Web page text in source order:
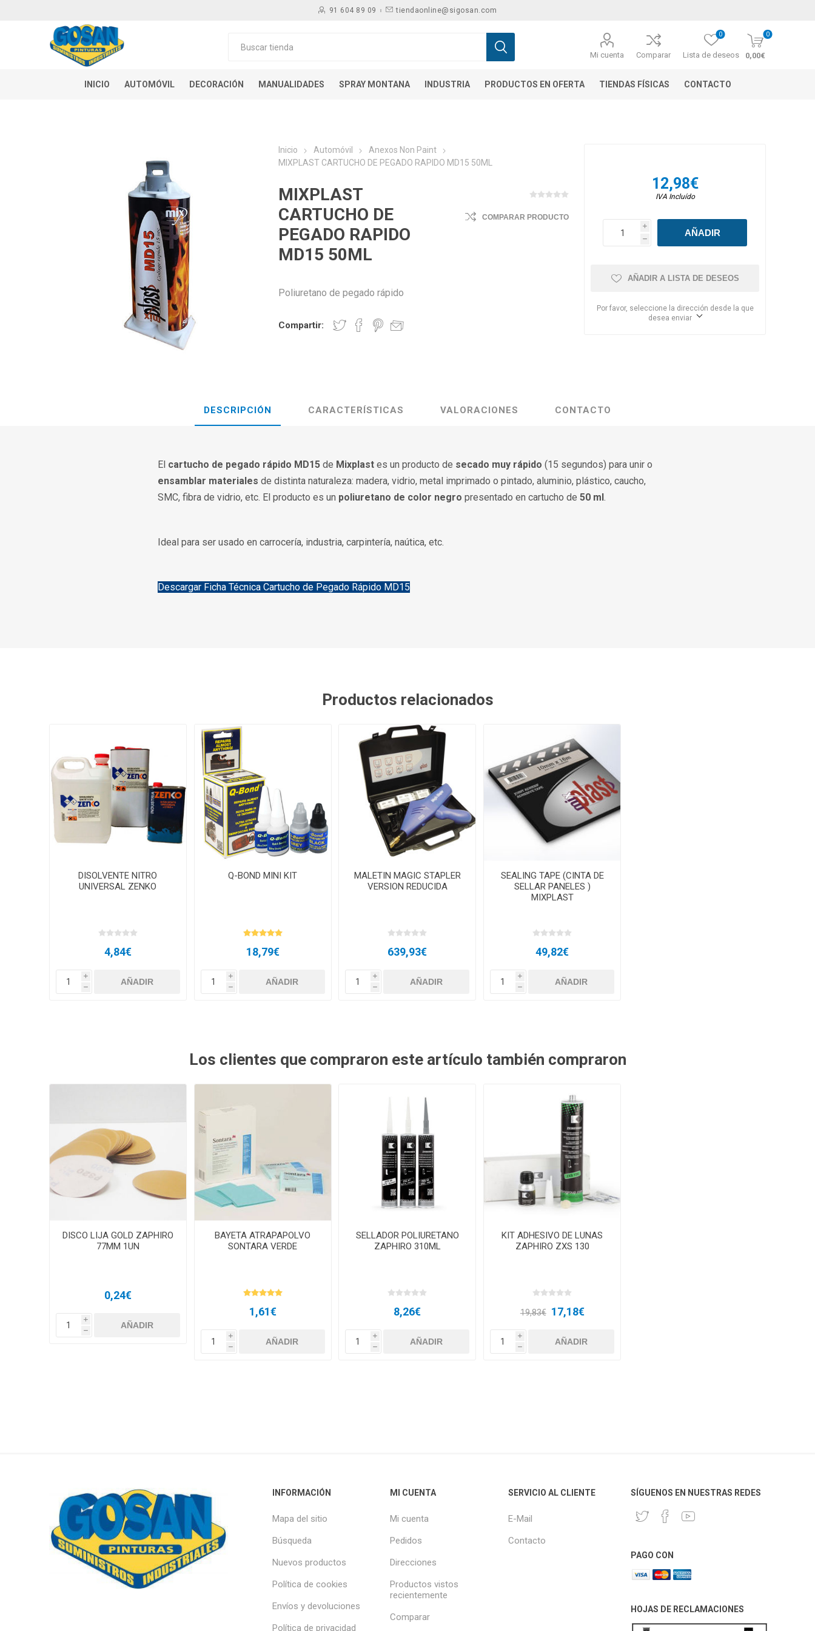
91 604 89 09 tiendaonline@sigosan.com
Mi cuenta Comparar Lista de deseos
0 0
0,00€
INICIO AUTOMÓVIL DECORACIÓN MANUALIDADES SPRAY MONTANA INDUSTRIA PRODUCTOS EN OFERTA TIENDAS FÍSICAS CONTACTO
Inicio Automóvil
Anexos Non Paint
MIXPLAST CARTUCHO DE PEGADO RAPIDO MD15 50ML
MIXPLAST
CARTUCHO DE
PEGADO RAPIDO
MD15 50ML
COMPARAR PRODUCTO
Poliuretano de pegado rápido
Compartir:
12,98€
IVA Incluído
i
h
AÑADIR A LISTA DE DESEOS
Por favor, seleccione la dirección desde la que
desea enviar
DESCRIPCIÓN CARACTERÍSTICAS VALORACIONES CONTACTO
El cartucho de pegado rápido MD15 de Mixplast es un producto de secado muy rápido (15 segundos) para unir o
ensamblar materiales de distinta naturaleza: madera, vidrio, metal imprimado o pintado, aluminio, plástico, caucho,
SMC, fibra de vidrio, etc. El producto es un poliuretano de color negro presentado en cartucho de50 ml.
Ideal para ser usado en carrocería, industria, carpintería, naútica, etc.
Descargar Ficha Técnica Cartucho de Pegado Rápido MD15
Productos relacionados
DISOLVENTE NITRO
UNIVERSAL ZENKO
4,84€
i
h
Q-BOND MINI KIT
18,79€
i
h
MALETIN MAGIC STAPLER
VERSION REDUCIDA
639,93€
i
h
SEALING TAPE (CINTA DE
SELLAR PANELES )
MIXPLAST
49,82€
i
h
Los clientes que compraron este artículo también compraron
DISCO LIJA GOLD ZAPHIRO
77MM 1UN
0,24€
i
h
BAYETA ATRAPAPOLVO
SONTARA VERDE
1,61€
i
h
SELLADOR POLIURETANO
ZAPHIRO 310ML
8,26€
i
h
KIT ADHESIVO DE LUNAS
ZAPHIRO ZXS 130
19,83€ 17,18€
i
h
INFORMACIÓN
Mapa del sitio
Búsqueda
Nuevos productos
Política de cookies
Envíos y devoluciones
Política de privacidad
MI CUENTA
Mi cuenta
Pedidos
Direcciones
Productos vistos
recientemente
Comparar
SERVICIO AL CLIENTE
E-Mail
Contacto
SÍGUENOS EN NUESTRAS REDES
PAGO CON
HOJAS DE RECLAMACIONES